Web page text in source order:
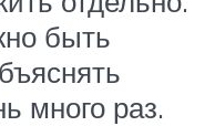
быть
много раз.